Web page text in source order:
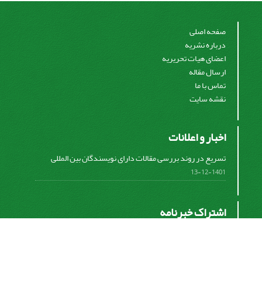
صفحه اصلی
درباره نشریه
اعضای هیات تحریریه
ارسال مقاله
تماس با ما
نقشه سایت
اخبار و اعلانات
تسریع در روند بررسی مقالات دارای نویسندگان بین المللی
1401-12-13
اشتراک خبرنامه